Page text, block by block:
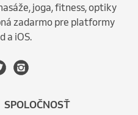
joga, fitness, optiky
zadarmo pre platformy
a iOS.
SPOLOČNOSŤ